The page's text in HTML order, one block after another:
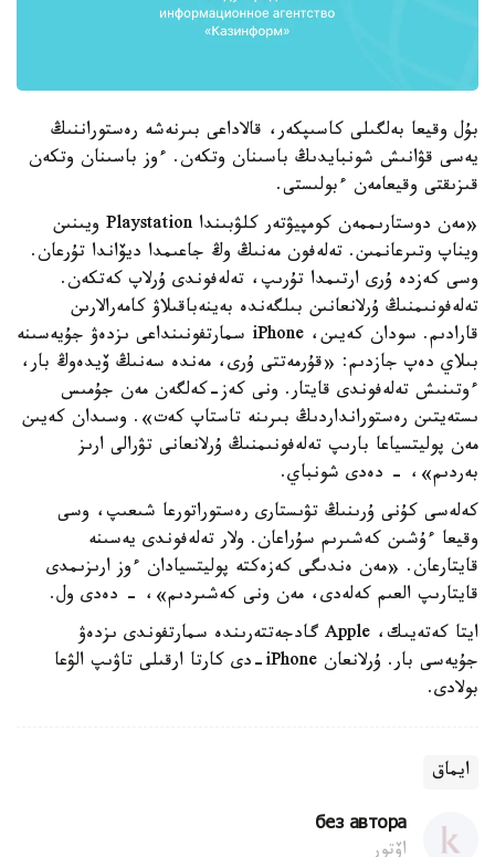
بۇل وقيعا بەلگىلى كاسىپكەر، قالاداعى بىرنەشە رەستوراننىڭ
يەسى قۋانىش شونبايدىڭ باسىنان وتكەن. ءوز باسىنان وتكەن
قىزىقتى وقيعامەن ءبولىستى.
«مەن دوستارىممەن كومپيۋتەر كلۋبىندا Playstation ويىنىن
ويناپ وتىرعانمىن. تەلەفون مەنىڭ وڭ جاعىمدا ديۆاندا تۇرعان.
وسى كەزدە ۇرى ارتىمدا تۇرىپ، تەلەفوندى ۇرلاپ كەتكەن.
تەلەفونىمنىڭ ۇرلانعانىن بىلگەندە بەينەباقىلاۋ كامەرالارىن
قارادىم. سودان كەيىن، iPhone سمارتفونىنداعى ىزدەۋ جۇيەسىنە
بىلاي دەپ جازدىم: «قۇرمەتتى ۇرى، مەندە سەنىڭ ۆيدەوڭ بار،
ءوتىنىش تەلەفوندى قايتار. ونى كەز-كەلگەن مەن جۇمىس
ىستەيتىن رەستورانداردىڭ بىرىنە تاستاپ كەت». وسىدان كەيىن
مەن پوليتسياعا بارىپ تەلەفونىمنىڭ ۇرلانعانى تۋرالى ارىز
بەردىم»، - دەدى شونباي.
كەلەسى كۇنى ۇرىنىڭ تۋىستارى رەستوراتورعا شىعىپ، وسى
وقيعا ءۇشىن كەشىرىم سۇراعان. ولار تەلەفوندى يەسىنە
قايتارعان. «مەن ەندىگى كەزەكتە پوليتسيادان ءوز ارىزىمدى
قايتارىپ العىم كەلەدى، مەن ونى كەشىردىم»، - دەدى ول.
ايتا كەتەيىك، Apple گادجەتتەرىندە سمارتفوندى ىزدەۋ
جۇيەسى بار. ۇرلانعان iPhone-دى كارتا ارقىلى تاۋىپ الۋعا
بولادى.
ايماق
без автора